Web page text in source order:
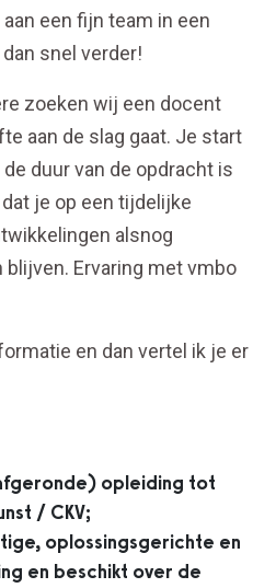
een fijn team in een
snel verder!
zoeken wij een docent
aan de slag gaat. Je start
duur van de opdracht is
je op een tijdelijke
alsnog
blijven. Ervaring met vmbo
en dan vertel ik je er
opleiding tot
/ CKV;
oplossingsgerichte en
en beschikt over de